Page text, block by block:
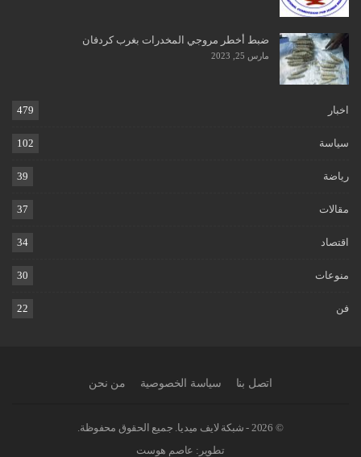
ضبط أخطر مروجي المخدرات بغرب كردفان
مارس 25, 2023
اخبار 479
سياسة 102
رياضة 39
مقالات 37
اقتصاد 34
منوعات 30
فن 22
اتصل بنا سياسة الخصوصية من نحن
© 2026 - شبكة لايف ميديا. جميع الحقوق محفوظة.
تطوير: عاصم هوست